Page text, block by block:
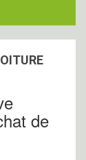
de